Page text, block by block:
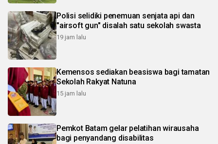
Polisi selidiki penemuan senjata api dan
"airsoft gun" disalah satu sekolah swasta
19 jam lalu
Kemensos sediakan beasiswa bagi tamatan
Sekolah Rakyat Natuna
15 jam lalu
Pemkot Batam gelar pelatihan wirausaha
bagi penyandang disabilitas